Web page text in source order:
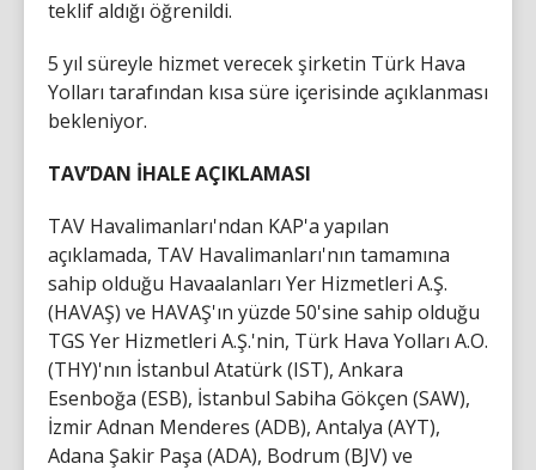
teklif aldığı öğrenildi.
5 yıl süreyle hizmet verecek şirketin Türk Hava
Yolları tarafından kısa süre içerisinde açıklanması
bekleniyor.
TAV’DAN İHALE AÇIKLAMASI
TAV Havalimanları'ndan KAP'a yapılan
açıklamada, TAV Havalimanları'nın tamamına
sahip olduğu Havaalanları Yer Hizmetleri A.Ş.
(HAVAŞ) ve HAVAŞ'ın yüzde 50'sine sahip olduğu
TGS Yer Hizmetleri A.Ş.'nin, Türk Hava Yolları A.O.
(THY)'nın İstanbul Atatürk (IST), Ankara
Esenboğa (ESB), İstanbul Sabiha Gökçen (SAW),
İzmir Adnan Menderes (ADB), Antalya (AYT),
Adana Şakir Paşa (ADA), Bodrum (BJV) ve